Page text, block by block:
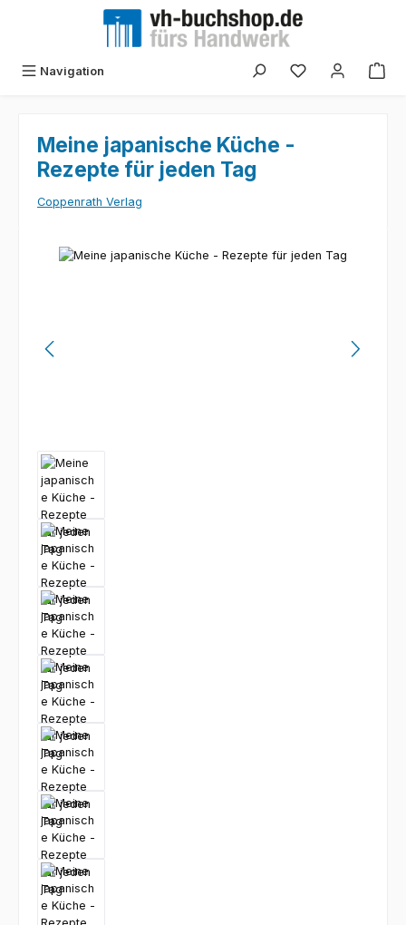
Zum Hauptinhalt springen
Navigation
Meine japanische Küche -
Rezepte für jeden Tag
Coppenrath Verlag
Bildergalerie überspringen